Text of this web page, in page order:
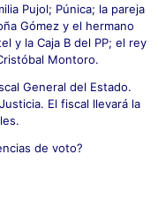
Pujol; Púnica; la pareja
Gómez y el hermano
y la Caja B del PP; el rey
Montoro.
General del Estado.
El fiscal llevará la
de voto?